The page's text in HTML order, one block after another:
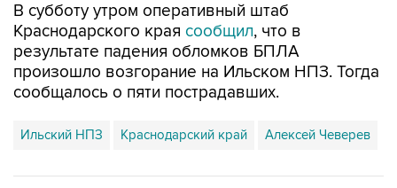
В субботу утром оперативный штаб
Краснодарского края сообщил, что в
результате падения обломков БПЛА
произошло возгорание на Ильском НПЗ. Тогда
сообщалось о пяти пострадавших.
Ильский НПЗ Краснодарский край Алексей Чеверев